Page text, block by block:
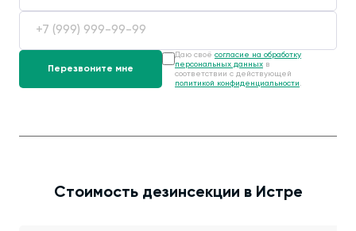
Даю своё согласие на обработку
персональных данных в
соответствии с действующей
политикой конфиденциальности .
Стоимость дезинсекции в Истре